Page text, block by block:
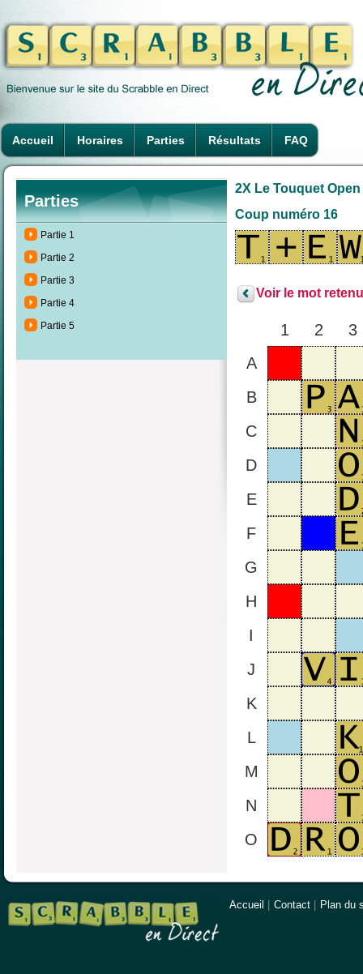
Accueil Horaires Parties Résultats FAQ
Parties
Partie 1
Partie 2
Partie 3
Partie 4
Partie 5
2X Le Touquet
Coup numéro 16
Voir le mot
1 2
3
A
B
C
D
E
F
G
H
I
J
K
L
M
N
O
Accueil Contact Plan du